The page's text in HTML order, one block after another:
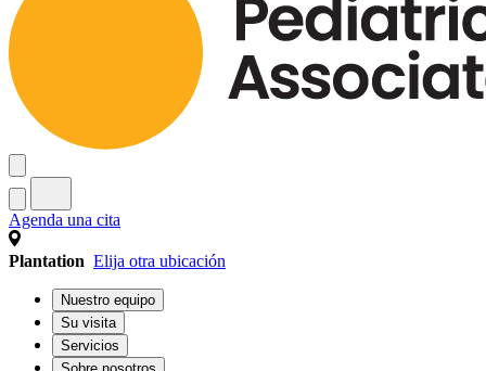
Agenda una cita
Plantation Elija otra ubicación
Nuestro equipo
Su visita
Servicios